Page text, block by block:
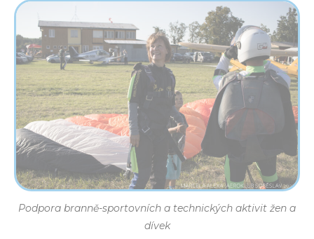
Podpora branně-sportovních a technických aktivit žen a
dívek